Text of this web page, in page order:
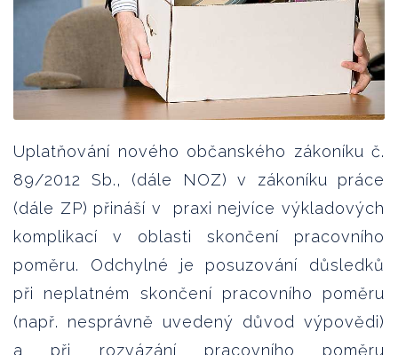
Uplatňování nového občanského zákoníku č.
89/2012 Sb., (dále NOZ) v zákoníku práce
(dále ZP) přináší v praxi nejvíce výkladových
komplikací v oblasti skončení pracovního
poměru. Odchylné je posuzování důsledků
při neplatném skončení pracovního poměru
(např. nesprávně uvedený důvod výpovědi)
a při rozvázání pracovního poměru